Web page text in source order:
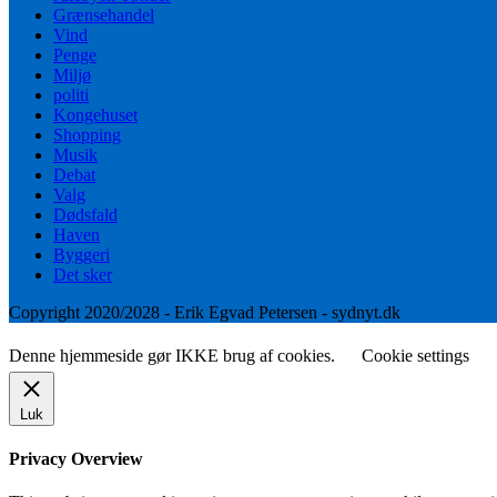
Grænsehandel
Vind
Penge
Miljø
politi
Kongehuset
Shopping
Musik
Debat
Valg
Dødsfald
Haven
Byggeri
Det sker
Copyright 2020/2028 - Erik Egvad Petersen - sydnyt.dk
Denne hjemmeside gør IKKE brug af cookies. Cookie settings
Luk
Privacy Overview